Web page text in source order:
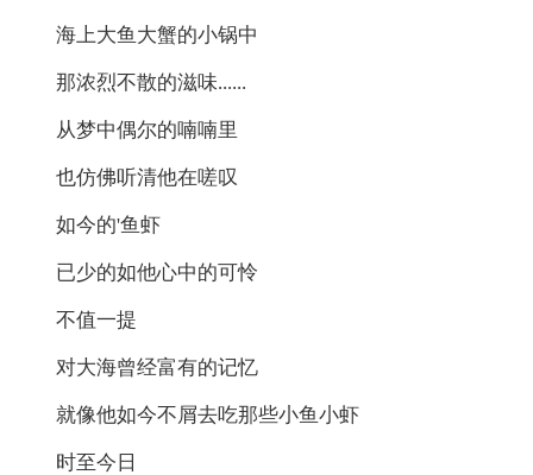
海上大鱼大蟹的小锅中
那浓烈不散的滋味......
从梦中偶尔的喃喃里
也仿佛听清他在嗟叹
如今的'鱼虾
已少的如他心中的可怜
不值一提
对大海曾经富有的记忆
就像他如今不屑去吃那些小鱼小虾
时至今日